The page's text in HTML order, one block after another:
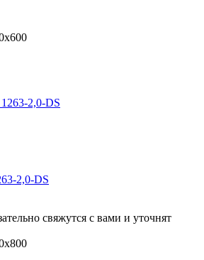
2,0-DS
свяжутся с вами и уточнят